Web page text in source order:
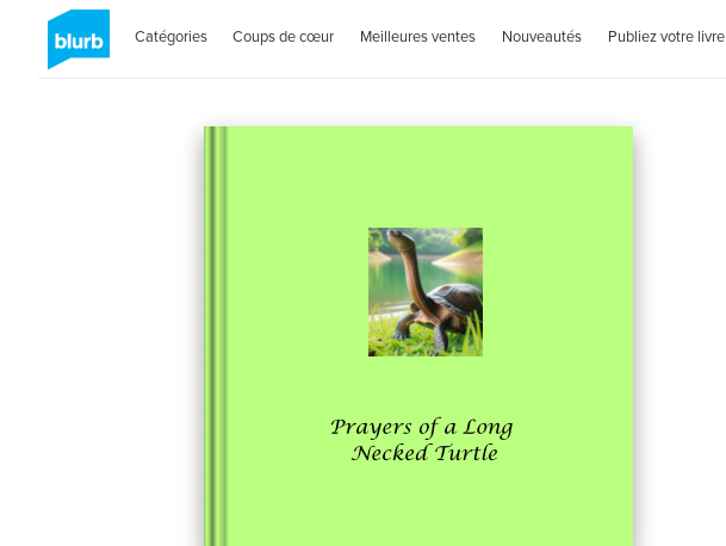
Catégories Coups de cœur Meilleures ventes Nouveautés Publiez votre livre